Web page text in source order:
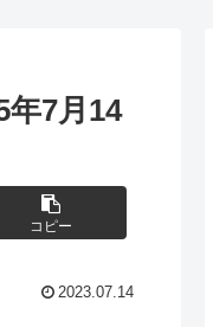
年7月14
コピー
2023.07.14